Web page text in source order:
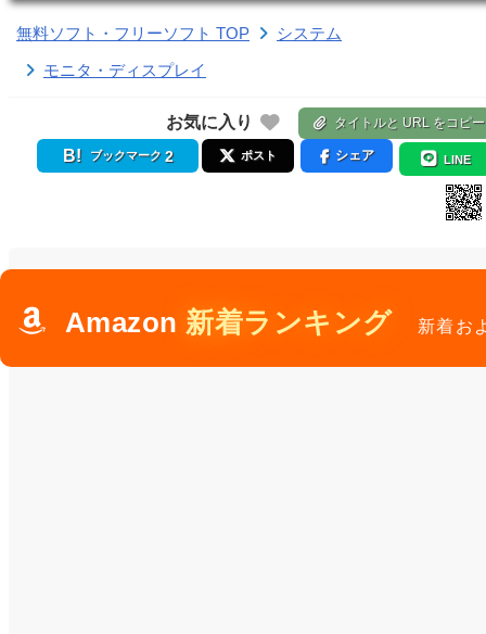
無料ソフト・フリーソフト TOP
システム
モニタ・ディスプレイ
お気に入り タイトルと URL をコピー
ブックマーク 2 ポスト シェア LINE
Amazon 新着ランキング 新着お